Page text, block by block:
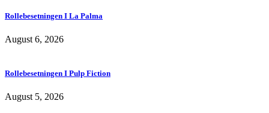
Rollebesetningen I La Palma
August 6, 2026
Rollebesetningen I Pulp Fiction
August 5, 2026